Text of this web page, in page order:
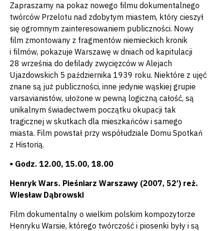
Zapraszamy na pokaz nowego filmu dokumentalnego
twórców Przelotu nad zdobytym miastem, który cieszył
się ogromnym zainteresowaniem publiczności. Nowy
film zmontowany z fragmentów niemieckich kronik
i filmów, pokazuje Warszawę w dniach od kapitulacji
28 września do defilady zwycięzców w Alejach
Ujazdowskich 5 października 1939 roku. Niektóre z ujęć
znane są już publiczności, inne jedynie wąskiej grupie
varsavianistów, ułożone w pewną logiczną całość, są
unikalnym świadectwem początku okupacji tak
tragicznej w skutkach dla mieszkańców i samego
miasta. Film powstał przy współudziale Domu Spotkań
z Historią.
• Godz. 12.00, 15.00, 18.00
Henryk Wars. Pieśniarz Warszawy (2007, 52’) reż.
Wiesław Dąbrowski
Film dokumentalny o wielkim polskim kompozytorze
Henryku Warsie, którego twórczość i piosenki były i są